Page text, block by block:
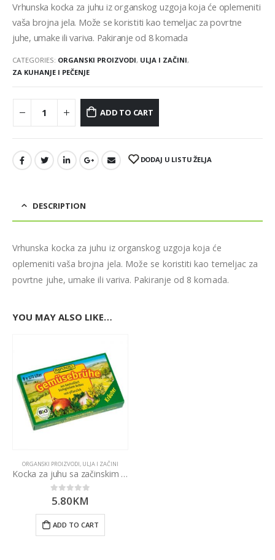
Vrhunska kocka za juhu iz organskog uzgoja koja će oplemeniti
vaša brojna jela. Može se koristiti kao temeljac za povrtne
juhe, umake ili variva. Pakiranje od 8 komada
CATEGORIES: ORGANSKI PROIZVODI, ULJA I ZAČINI,
ZA KUHANJE I PEČENJE
ADD TO CART
DODAJ U LISTU ŽELJA
DESCRIPTION
Vrhunska kocka za juhu iz organskog uzgoja koja će
oplemeniti vaša brojna jela. Može se koristiti kao temeljac za
povrtne juhe, umake ili variva. Pakiranje od 8 komada.
YOU MAY ALSO LIKE…
ORGANSKI PROIZVODI, ULJA I ZAČINI
Kocka za juhu sa začinskim biljem 84g
0out of 5
5.80KM
ADD TO CART